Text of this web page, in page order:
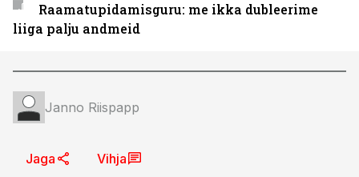
Raamatupidamisguru: me ikka dubleerime
liiga palju andmeid
Janno Riispapp
Jaga Vihja